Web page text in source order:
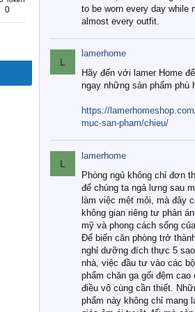
0
to be worn every day while
almost every outfit.
L
lamerhome
Hãy đến với lamer Home
ngay những sản phẩm phù
https://
muc-san-pham/chieu/
L
lamerhome
Phòng ngủ không chỉ đơn
để chúng ta ngả lưng sau
làm việc mệt mỏi, mà đây
không gian riêng tư phản
mỹ và phong cách sống
Để biến căn phòng trở
nghỉ dưỡng đích thực 5
nhà, việc đầu tư vào các
phẩm chăn ga gối đệm cao
điều vô cùng cần thiết.
phẩm này không chỉ mang